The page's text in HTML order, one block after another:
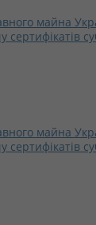
майна
майна